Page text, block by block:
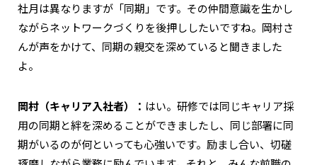
社月は異なりますが「同期」です。その仲間意識を生かし
ながらネットワークづくりを後押ししたいですね。岡村さ
んが声をかけて、同期の親交を深めていると聞きました
よ。
岡村（キャリア入社者）： はい。研修では同じキャリア採
用の同期と絆を深めることができましたし、同じ部署に同
期がいるのが何といっても心強いです。励まし合い、切磋